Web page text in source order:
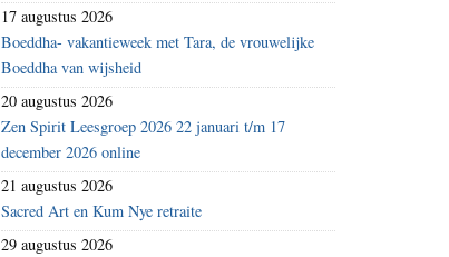
17 augustus 2026
Boeddha- vakantieweek met Tara, de vrouwelijke
Boeddha van wijsheid
20 augustus 2026
Zen Spirit Leesgroep 2026 22 januari t/m 17
december 2026 online
21 augustus 2026
Sacred Art en Kum Nye retraite
29 augustus 2026